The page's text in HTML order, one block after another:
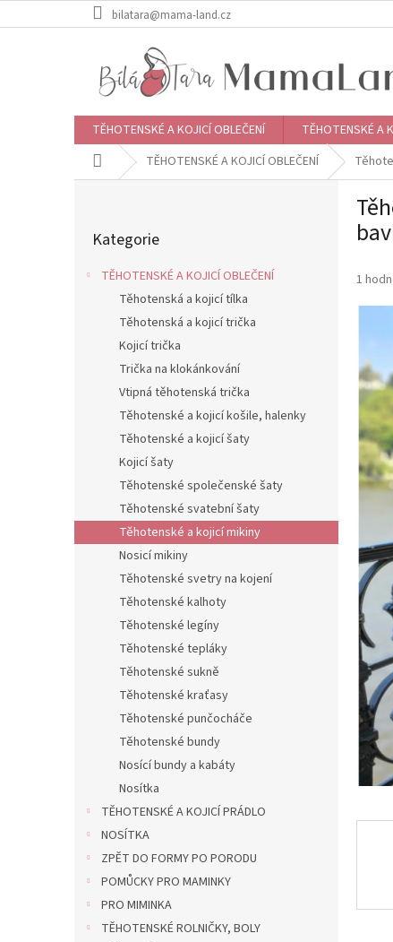
na
bilatara@mama-land.cz
TĚHOTENSKÉ A KOJICÍ OBLEČENÍ TĚHOTENSKÉ A
Domů TĚHOTENSKÉ A KOJICÍ OBLEČENÍ
kategorie
Kategorie
TĚHOTENSKÉ A KOJICÍ OBLEČENÍ
Těhotenská a kojicí tílka
Těhotenská a kojicí trička
Kojicí trička
Trička na klokánkování
Vtipná těhotenská trička
Těhotenské a kojicí košile, halenky
Těhotenské a kojicí šaty
Kojicí šaty
Těhotenské společenské šaty
Těhotenské svatební šaty
Těhotenské a kojicí mikiny
Nosicí mikiny
Těhotenské svetry na kojení
Těhotenské kalhoty
Těhotenské legíny
Těhotenské tepláky
Těhotenské sukně
Těhotenské kraťasy
Těhotenské punčocháče
Těhotenské bundy
Nosící bundy a kabáty
Nosítka
TĚHOTENSKÉ A KOJICÍ PRÁDLO
NOSÍTKA
ZPĚT DO FORMY PO PORODU
POMŮCKY PRO MAMINKY
PRO MIMINKA
TĚHOTENSKÉ ROLNIČKY, BOLY
z
5
1